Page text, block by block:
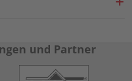
und Partner